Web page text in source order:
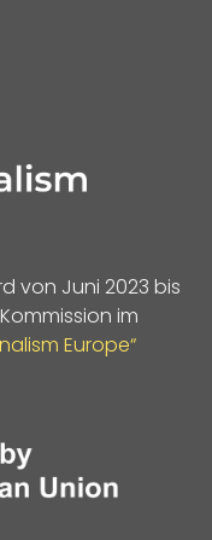
von Juni 2023 bis
im
Europe“